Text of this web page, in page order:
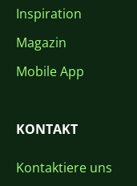
Inspiration
Magazin
Mobile App
KONTAKT
Kontaktiere uns